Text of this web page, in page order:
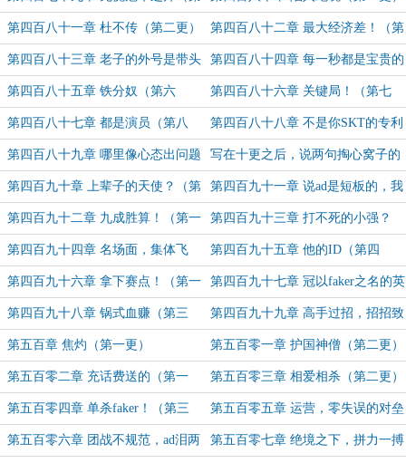
三更！）
第四百八十一章 杜不传（第二更） 第四百八十二章 最大经济差！（第
三更）
第四百八十三章 老子的外号是带头
大哥！（第四更！）
第四百八十四章 每一秒都是宝贵的
时间（第五更！）
第四百八十五章 铁分奴（第六
更！）
第四百八十六章 关键局！（第七
更！）
第四百八十七章 都是演员（第八
更！）
第四百八十八章 不是你SKT的专利
（第九更！）
第四百八十九章 哪里像心态出问题
了？！（第十更！）
写在十更之后，说两句掏心窝子的
话。
第四百九十章 上辈子的天使？（第
一更）
第四百九十一章 说ad是短板的，我
保证不打死他（第二更）
第四百九十二章 九成胜算！（第一
更）
第四百九十三章 打不死的小强？
（第二更）
第四百九十四章 名场面，集体飞
升！（第三更！）
第四百九十五章 他的ID（第四
更！）
第四百九十六章 拿下赛点！（第一
更）
第四百九十七章 冠以faker之名的英
雄（第二更）
第四百九十八章 锅式血赚（第三
更！）
第四百九十九章 高手过招，招招致
命！（第四更！）
第五百章 焦灼（第一更） 第五百零一章 护国神僧（第二更）
第五百零二章 充话费送的（第一
更）
第五百零三章 相爱相杀（第二更）
第五百零四章 单杀faker！（第三
更）
第五百零五章 运营，零失误的对垒
（第四更！）
第五百零六章 团战不规范，ad泪两 第五百零七章 绝境之下，拼力一搏